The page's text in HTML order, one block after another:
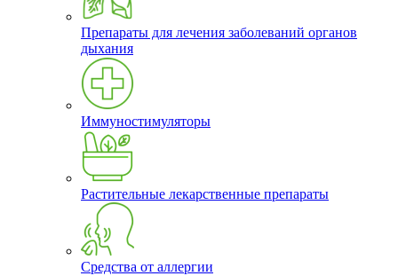
Препараты для лечения заболеваний органов
дыхания
Иммуностимуляторы
Растительные лекарственные препараты
Средства от аллергии